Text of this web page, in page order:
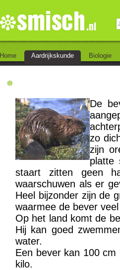
Home Aardrijkskunde Biologie
De
zo
zijn
platte
staart zitten geen
waarschuwen als er
Heel bijzonder zijn de
waarmee de bever
Op het land komt de
Hij kan goed
water.
Een bever kan 100
kilo.